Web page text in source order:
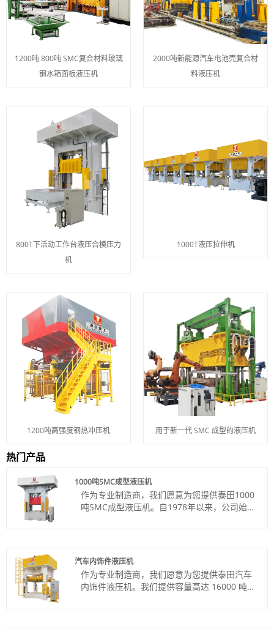
1200吨 800吨 SMC复合材料玻璃
钢水箱面板液压机
2000吨新能源汽车电池壳复合材
料液压机
800T下活动工作台液压合模压力
机
1000T液压拉伸机
1200吨高强度钢热冲压机 用于新一代 SMC 成型的液压机
热门产品
1000吨SMC成型液压机
作为专业制造商，我们愿意为您提供泰田1000
吨SMC成型液压机。自1978年以来，公司始终
货号：TT-LM1000T
付款方式：电汇、信用证
产品产地：中国
颜色：按客户要求
汽车内饰件液压机
作为专业制造商，我们愿意为您提供泰田汽车
内饰件液压机。我们提供容量高达 16000 吨的